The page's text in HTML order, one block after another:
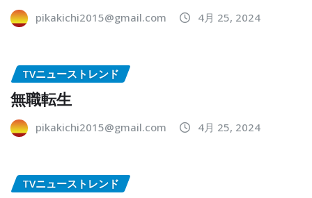
pikakichi2015@gmail.com 4月 25, 2024
TVニューストレンド
無職転生
pikakichi2015@gmail.com 4月 25, 2024
TVニューストレンド